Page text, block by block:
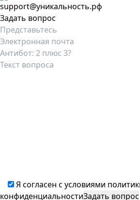
support@уникальность.рф
Задать вопрос
Я согласен с условиями
конфиденциальности